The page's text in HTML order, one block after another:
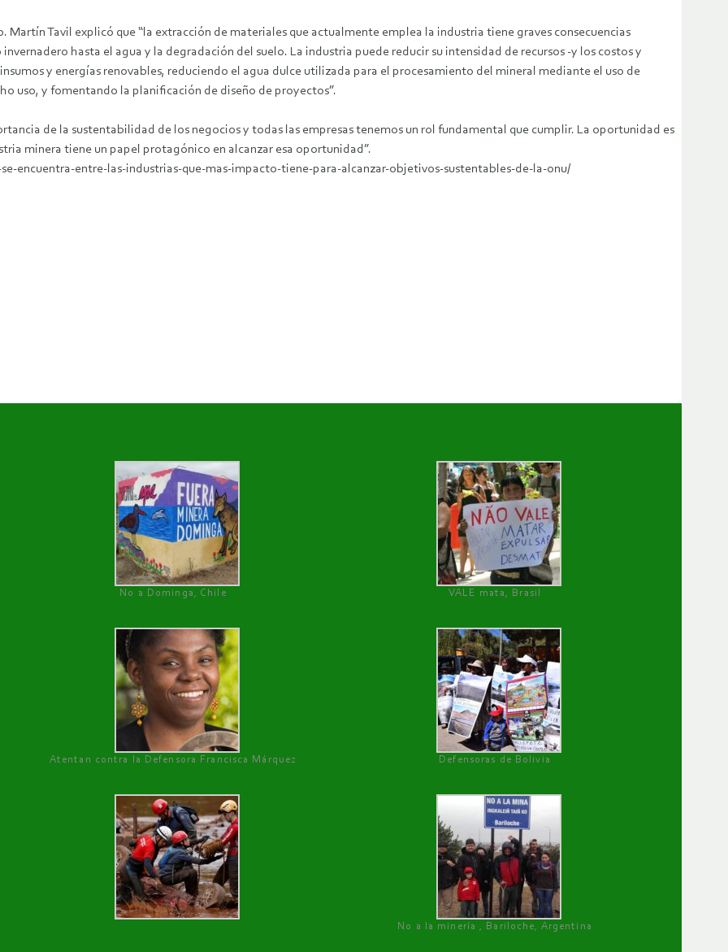
Martín Tavil explicó que “la extracción de materiales que actualmente emplea la industria tiene graves consecuencias
hasta el agua y la degradación del suelo. La industria puede reducir su intensidad de recursos -y los costos y
y energías renovables, reduciendo el agua dulce utilizada para el procesamiento del mineral mediante el uso de
uso, y fomentando la planificación de diseño de proyectos”.
de la sustentabilidad de los negocios y todas las empresas tenemos un rol fundamental que cumplir. La oportunidad es
minera tiene un papel protagónico en alcanzar esa oportunidad”.
encuentra-entre-las-industrias-que-mas-impacto-tiene-para-alcanzar-objetivos-sustentables-de-la-onu/
No a Dominga, Chile
VALE mata, Brasil
Atentan contra la Defensora Francisca Márquez Defensoras de Bolivia
No a la minería , Bariloche, Argentina